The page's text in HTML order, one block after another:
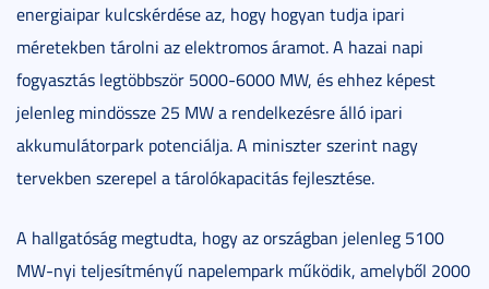
energiaipar kulcskérdése az, hogy hogyan tudja ipari
méretekben tárolni az elektromos áramot. A hazai napi
fogyasztás legtöbbször 5000-6000 MW, és ehhez képest
jelenleg mindössze 25 MW a rendelkezésre álló ipari
akkumulátorpark potenciálja. A miniszter szerint nagy
tervekben szerepel a tárolókapacitás fejlesztése.
A hallgatóság megtudta, hogy az országban jelenleg 5100
MW-nyi teljesítményű napelempark működik, amelyből 2000